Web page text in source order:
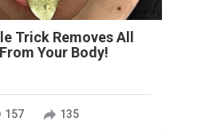
Trick Removes All
Your Body!
157 135